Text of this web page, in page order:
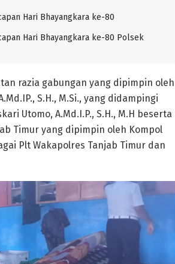
Hari Bhayangkara ke-80
Hari Bhayangkara ke-80 Polsek
razia gabungan yang dipimpin oleh
S.H., M.Si., yang didampingi
Utomo, A.Md.I.P., S.H., M.H beserta
Timur yang dipimpin oleh Kompol
Plt Wakapolres Tanjab Timur dan